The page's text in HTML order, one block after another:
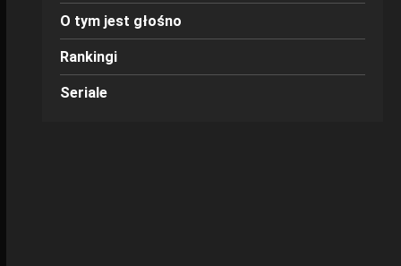
O tym jest głośno
Rankingi
Seriale